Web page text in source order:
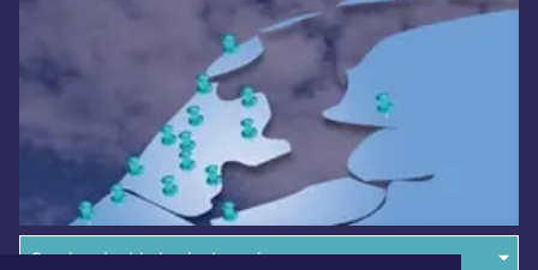
Overige dagbladen in de regio